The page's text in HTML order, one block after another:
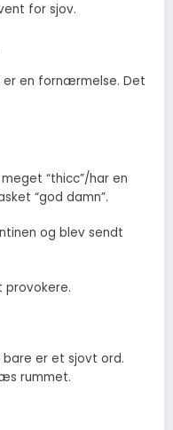
for sjov.
en fornærmelse. Det
“thicc”/har en
“god damn”.
og blev sendt
er et sjovt ord.
rummet.